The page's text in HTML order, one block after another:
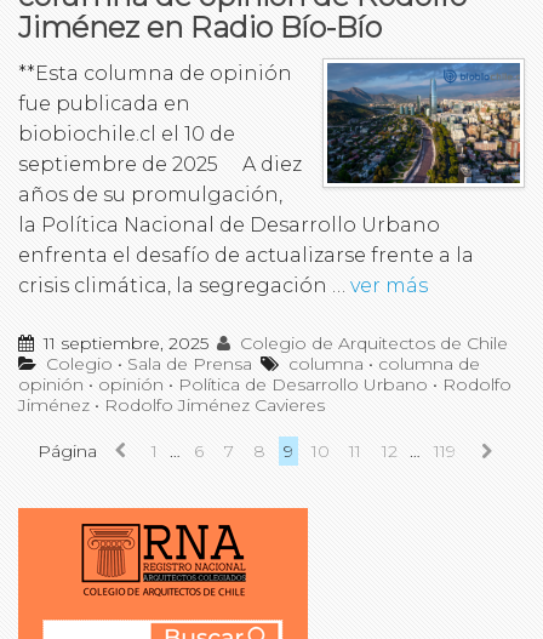
Jiménez en Radio Bío-Bío
**Esta columna de opinión
fue publicada en
biobiochile.cl el 10 de
septiembre de 2025 A diez
años de su promulgación,
la Política Nacional de Desarrollo Urbano
enfrenta el desafío de actualizarse frente a la
crisis climática, la segregación … ver más
11 septiembre, 2025
Colegio de Arquitectos de Chile
Colegio • Sala de Prensa columna • columna de
opinión • opinión • Política de Desarrollo Urbano • Rodolfo
Jiménez • Rodolfo Jiménez Cavieres
Página 1 … 6 7 8 9 10 11 12 … 119